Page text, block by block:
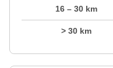
16 – 30 km
> 30 km